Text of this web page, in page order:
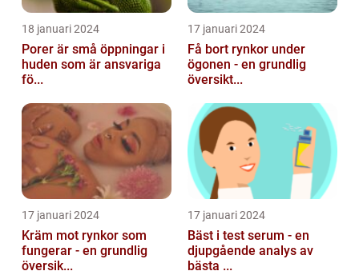
18 januari 2024
Porer är små öppningar i
huden som är ansvariga
fö...
17 januari 2024
Få bort rynkor under
ögonen - en grundlig
översikt...
17 januari 2024
Kräm mot rynkor som
fungerar - en grundlig
översik...
17 januari 2024
Bäst i test serum - en
djupgående analys av
bästa ...